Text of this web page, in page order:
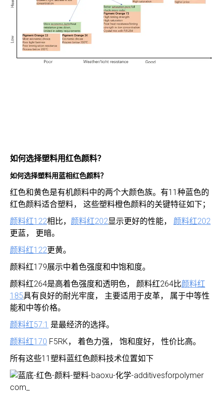
如何选择塑料用红色颜料？
如何选择塑料用蓝相红色颜料？
红色和黄色是有机颜料中的两个大颜色族。有11种蓝色的
红色颜料适合塑料， 这些塑料橙色颜料的关键特征如下；
颜料红122相比， 颜料红202显示更好的性能， 颜料红202
更蓝， 更暗。
颜料红122更黄。
颜料红179展示中着色强度和中饱和度。
颜料红264是高着色强度和透明色， 颜料红264比颜料红
185具有良好的耐光牢度， 主要适用于皮革， 属于中等性
能和中等价格。
颜料红57:1 是最经济的选择。
颜料红170 F5RK， 着色力强， 饱和度好， 性价比高。
所有这些11塑料蓝红色颜料技术位置如下